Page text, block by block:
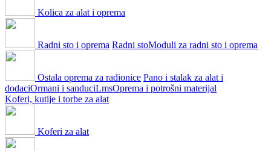
Kolica za alat i oprema
Radni sto i oprema Radni stoModuli za radni sto i oprema
Ostala oprema za radionice Pano i stalak za alat i
dodaciOrmani i sanduciLmsOprema i potrošni materijal
Koferi, kutije i torbe za alat
Koferi za alat